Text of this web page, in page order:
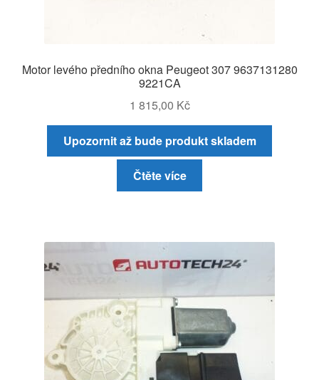
Motor levého předního okna Peugeot 307 9637131280
9221CA
1 815,00 Kč
Upozornit až bude produkt skladem
Čtěte více